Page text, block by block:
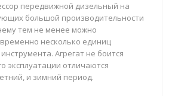
передвижной дизельный на
большой производительности
тем не менее можно
несколько единиц
Агрегат не боится
эксплуатации отличаются
и зимний период.